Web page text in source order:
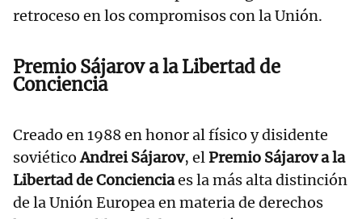
retroceso en los compromisos con la Unión.
Premio Sájarov a la Libertad de
Conciencia
Creado en 1988 en honor al físico y disidente
soviéticoAndrei Sájarov, elPremio Sájarov a la
Libertad de Concienciaes la más alta distinción
de la Unión Europea en materia de derechos